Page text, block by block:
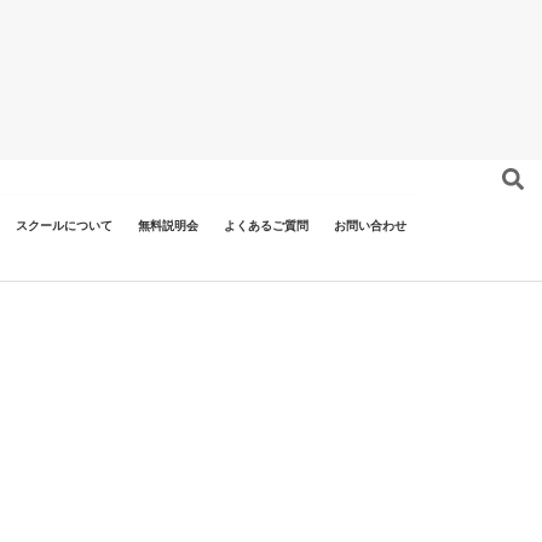
スクールについて 無料説明会 よくあるご質問 お問い合わせ